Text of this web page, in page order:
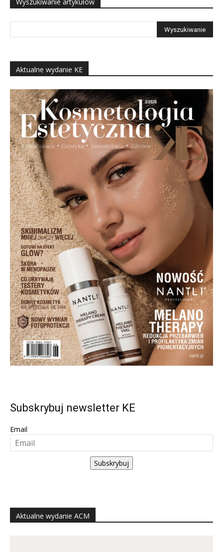
Wyszukiwanie artykułów
Aktualne wydanie KE
Subskrybuj newsletter KE
Email
Subskrybuj
Aktualne wydanie ACM